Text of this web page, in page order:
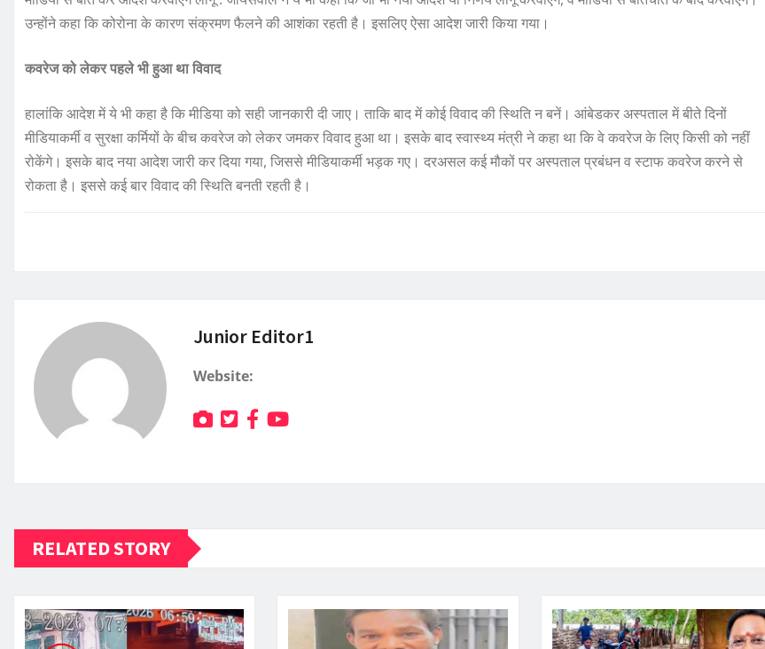
उन्होंने कहा कि कोरोना के कारण संक्रमण फैलने की आशंका रहती है। इसलिए ऐसा आदेश जारी किया गया।
कवरेज को लेकर पहले भी हुआ था विवाद
हालांकि आदेश में ये भी कहा है कि मीडिया को सही जानकारी दी जाए। ताकि बाद में कोई विवाद की स्थिति न बनें। आंबेडकर अस्पताल में बीते दिनों
मीडियाकर्मी व सुरक्षा कर्मियों के बीच कवरेज को लेकर जमकर विवाद हुआ था। इसके बाद स्वास्थ्य मंत्री ने कहा था कि वे कवरेज के लिए किसी को नहीं
रोकेंगे। इसके बाद नया आदेश जारी कर दिया गया, जिससे मीडियाकर्मी भड़क गए। दरअसल कई मौकों पर अस्पताल प्रबंधन व स्टाफ कवरेज करने से
रोकता है। इससे कई बार विवाद की स्थिति बनती रहती है।
Junior Editor1
Website:
RELATED STORY